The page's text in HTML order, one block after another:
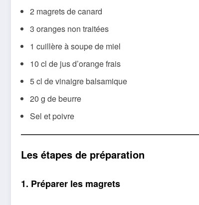
2 magrets de canard
3 oranges non traitées
1 cuillère à soupe de miel
10 cl de jus d’orange frais
5 cl de vinaigre balsamique
20 g de beurre
Sel et poivre
Les étapes de préparation
1. Préparer les magrets